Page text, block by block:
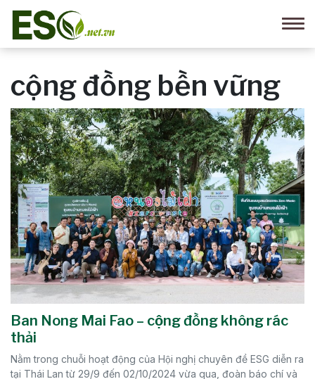
cộng đồng bền vững
Ban Nong Mai Fao – cộng đồng không rác
thải
Nằm trong chuỗi hoạt động của Hội nghị chuyên đề ESG diễn ra
tại Thái Lan từ 29/9 đến 02/10/2024 vừa qua, đoàn báo chí và